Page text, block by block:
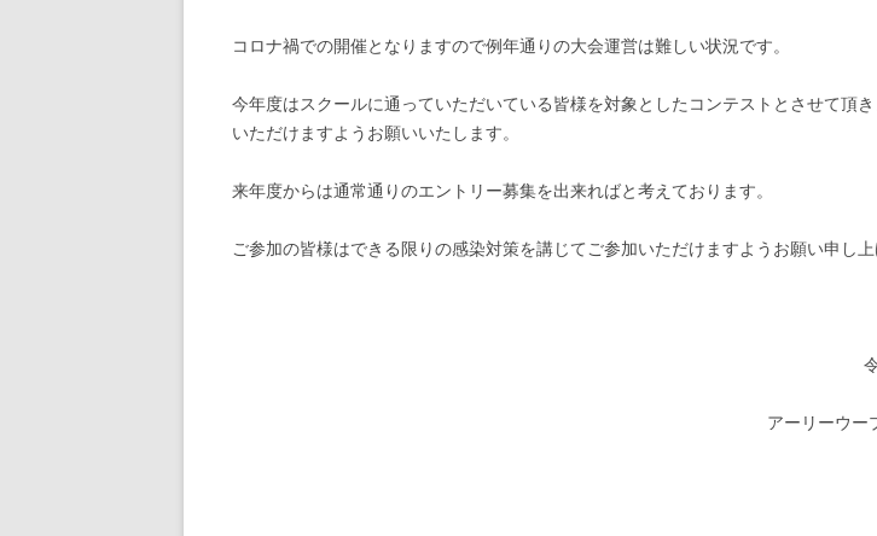
コロナ禍での開催となりますので例年通りの大会運営は難しい状況です。
今年度はスクールに通っていただいている皆様を対象としたコンテストとさせて頂
いただけますようお願いいたします。
来年度からは通常通りのエントリー募集を出来ればと考えております。
ご参加の皆様はできる限りの感染対策を講じてご参加いただけますようお願い申し上
アーリーウー